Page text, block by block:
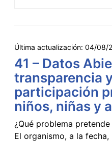
Última actualización: 04/08/
41 – Datos
transparencia
participación
niños, niñas y
¿Qué problema
El organismo, a la